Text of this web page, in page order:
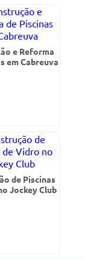
e Reforma
em Cabreuva
de Piscinas
Jockey Club